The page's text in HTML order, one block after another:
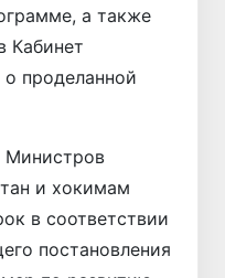
а также
Кабинет
проделанной
Министров
и хокимам
в соответствии
постановления